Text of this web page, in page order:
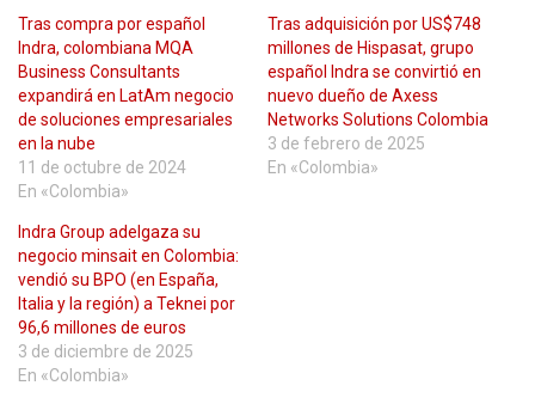
Tras compra por español
Indra, colombiana MQA
Business Consultants
expandirá en LatAm negocio
de soluciones empresariales
en la nube
11 de octubre de 2024
En «Colombia»
Tras adquisición por US$748
millones de Hispasat, grupo
español Indra se convirtió en
nuevo dueño de Axess
Networks Solutions Colombia
3 de febrero de 2025
En «Colombia»
Indra Group adelgaza su
negocio minsait en Colombia:
vendió su BPO (en España,
Italia y la región) a Teknei por
96,6 millones de euros
3 de diciembre de 2025
En «Colombia»